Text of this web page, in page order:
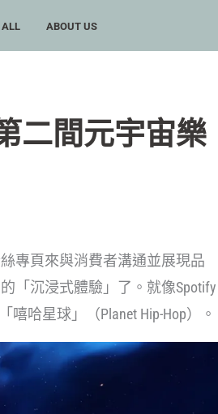
ALL ABOUT US
二間元宇宙樂
專頁來與消費者溝通並展現品
「沉浸式體驗」了。就像Spotify
哈星球」（Planet Hip-Hop）。